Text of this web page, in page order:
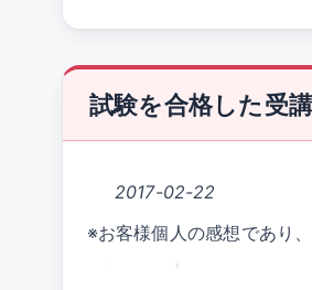
試験を合格した受
2017-02-22
※お客様個人の感想であり